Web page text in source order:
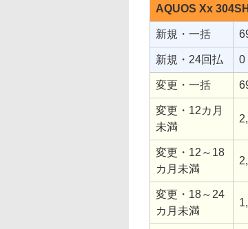
AQUOS Xx 304SH
新規・一括
新規・24回払 0
変更・一括
変更・12カ月
未満
変更・12～18
カ月未満
変更・18～24
カ月未満